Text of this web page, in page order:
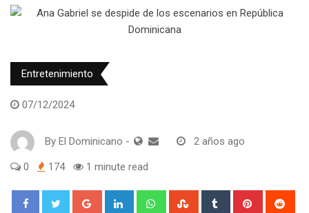
Entretenimiento
07/12/2024
By El Dominicano - 2 años ago
0 174 1 minute read
Google+ LinkedIn WhatsappStumbleUpon
Tumblr Pinterest